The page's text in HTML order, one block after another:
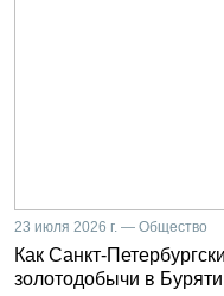
23 июля 2026 г. — Общество
Как Санкт-
золотодобычи в